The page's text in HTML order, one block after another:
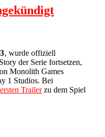
‚ wurde offiziell
der Serie fortsetzen,
Monolith Games
1 Studios. Bei
ersten Trailerzu dem Spiel